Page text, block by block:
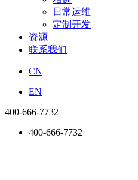
日常运维
定制开发
资源
联系我们
CN
EN
400-666-7732
400-666-7732